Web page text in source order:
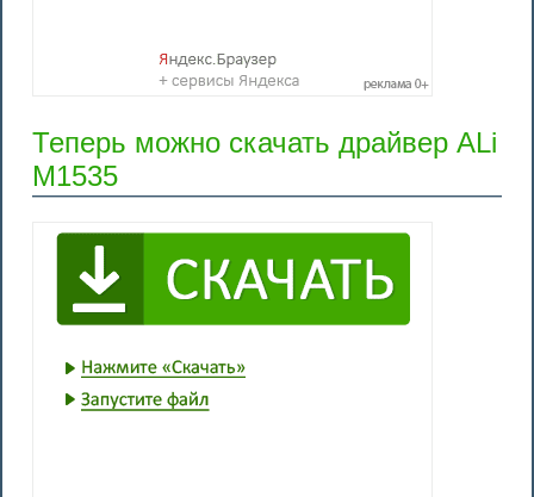
Теперь можно скачать драйвер ALi
M1535